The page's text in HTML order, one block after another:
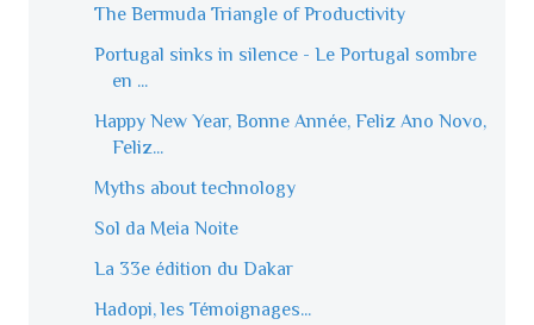
The Bermuda Triangle of Productivity
Portugal sinks in silence - Le Portugal sombre
en ...
Happy New Year, Bonne Année, Feliz Ano Novo,
Feliz...
Myths about technology
Sol da Meia Noite
La 33e édition du Dakar
Hadopi, les Témoignages...